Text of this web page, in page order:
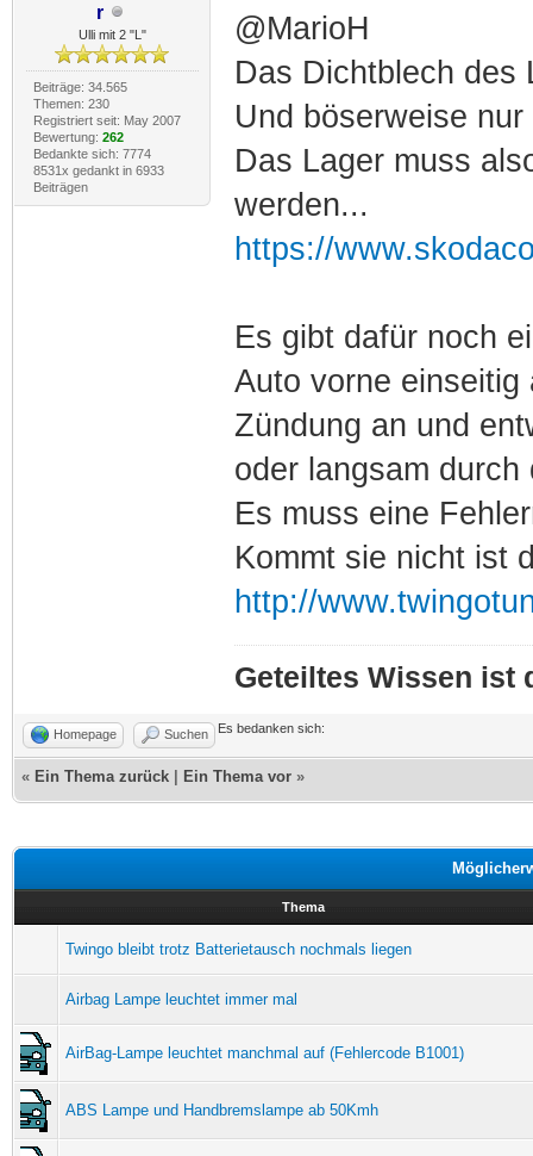
r
Ulli mit 2 "L"
Beiträge: 34.565
Themen: 230
Registriert seit: May 2007
Bewertung: 262
Bedankte sich: 7774
8531x gedankt in 6933
Beiträgen
@MarioH
Das Dichtblech des
Und böserweise
Das Lager muss
werden...
https://
Es gibt dafür noch
Auto vorne
Zündung an und
oder langsam
Es muss eine
Kommt sie nicht ist
http://
Geteiltes Wissen ist
Homepage Suchen Es bedanken sich:
« Ein Thema zurück Ein Thema vor »
Thema
Twingo bleibt trotz Batterietausch nochmals liegen
Airbag Lampe leuchtet immer mal
AirBag-Lampe leuchtet manchmal auf (Fehlercode B1001)
ABS Lampe und Handbremslampe ab 50Kmh